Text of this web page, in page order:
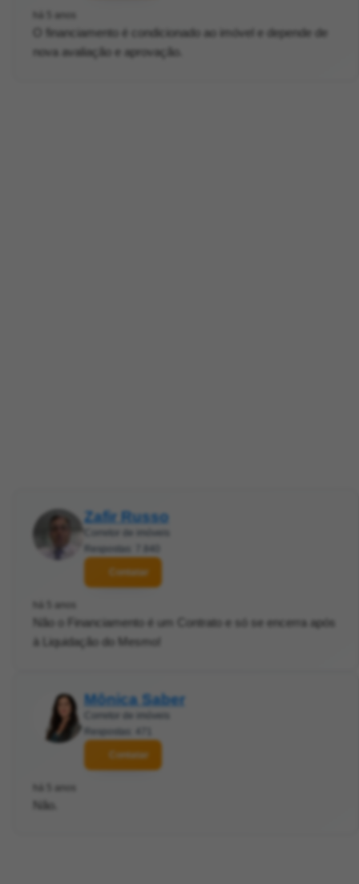
há 5 anos
O financiamento é condicionado ao imóvel e depende de
nova avaliação e aprovação.
Zafir Russo
Corretor de imóveis
Respostas: 7.840
Contatar
há 5 anos
Não o Financiamento é um Contrato e só se encerra após
à Liquidação do Mesmo!
Mônica Saber
Corretor de imóveis
Respostas: 471
Contatar
há 5 anos
Não.